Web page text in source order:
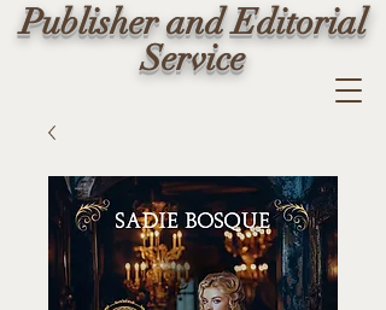
Publisher and Editorial
Service